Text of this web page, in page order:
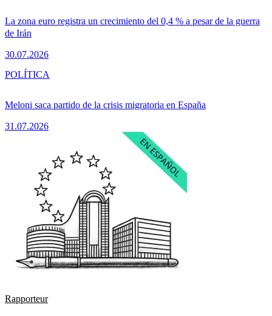
La zona euro registra un crecimiento del 0,4 % a pesar de la guerra
de Irán
30.07.2026
Meloni saca partido de la crisis migratoria en España
31.07.2026
POLÍTICA
Rapporteur